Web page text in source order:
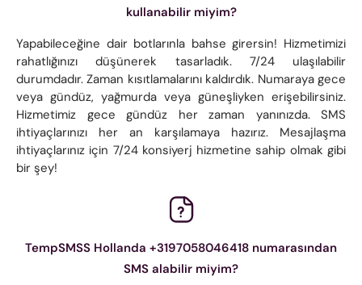
kullanabilir miyim?
Yapabileceğine dair botlarınla ​​bahse girersin! Hizmetimizi
rahatlığınızı düşünerek tasarladık. 7/24 ulaşılabilir
durumdadır. Zaman kısıtlamalarını kaldırdık. Numaraya gece
veya gündüz, yağmurda veya güneşliyken erişebilirsiniz.
Hizmetimiz gece gündüz her zaman yanınızda. SMS
ihtiyaçlarınızı her an karşılamaya hazırız. Mesajlaşma
ihtiyaçlarınız için 7/24 konsiyerj hizmetine sahip olmak gibi
bir şey!
TempSMSS Hollanda +3197058046418 numarasından
SMS alabilir miyim?